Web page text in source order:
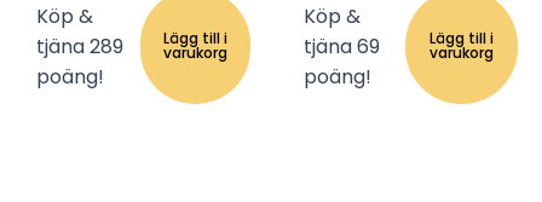
Köp &
tjäna 289
poäng!
Lägg till i
varukorg
Köp &
tjäna 69
poäng!
Lägg till i
varukorg